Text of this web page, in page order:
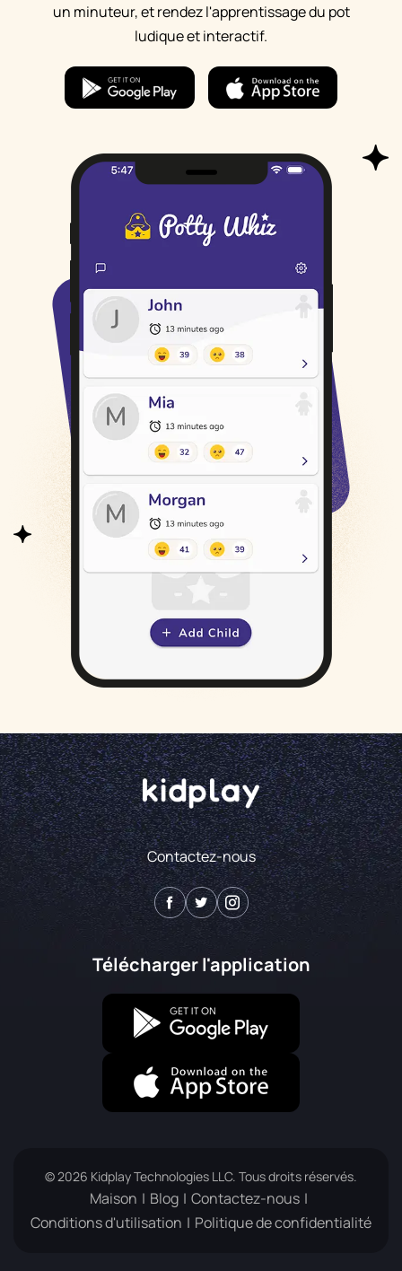
un minuteur, et rendez l'apprentissage du pot
ludique et interactif.
Contactez-nous
Télécharger l'application
© 2026 Kidplay Technologies LLC. Tous droits réservés.
Maison Blog
Contactez-nous
Conditions d'utilisation
Politique de confidentialité